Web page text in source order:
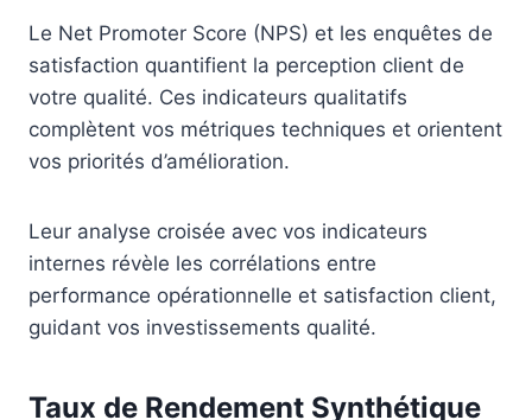
Le Net Promoter Score (NPS) et les enquêtes de
satisfaction quantifient la perception client de
votre qualité. Ces indicateurs qualitatifs
complètent vos métriques techniques et orientent
vos priorités d’amélioration.
Leur analyse croisée avec vos indicateurs
internes révèle les corrélations entre
performance opérationnelle et satisfaction client,
guidant vos investissements qualité.
Taux de Rendement Synthétique